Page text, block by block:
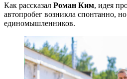
Как рассказал Роман Ким, идея
автопробег возникла спонтанно,
единомышленников.